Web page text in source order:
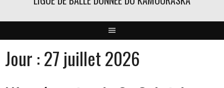
Jour :27 juillet 2026